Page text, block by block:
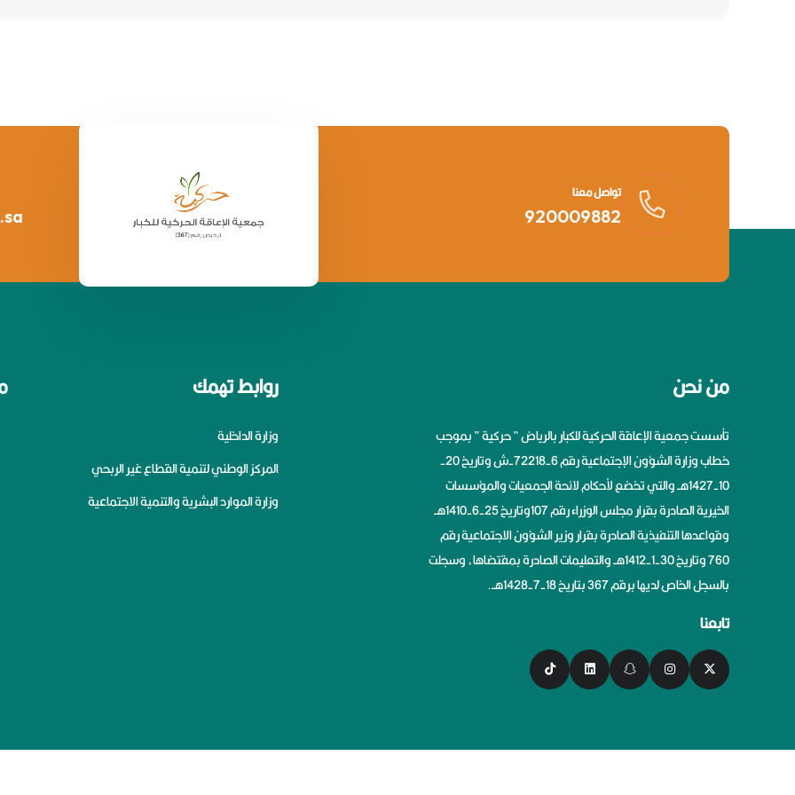
تواصل معنا
920009882
من نحن
تأسست جمعية الإعاقة الحركية للكبار بالرياض ” حركية ” بموجب
خطاب وزارة الشؤون الإجتماعية رقم 6-72218-ش وتاريخ 20-
10-1427هــ والتي تخضع لأحكام لائحة الجمعيات والمؤسسات
الخيرية الصادرة بقرار مجلس الوزراء رقم 107وتاريخ 25-6-1410هــ
وقواعدها التنفيذية الصادرة بقرار وزير الشؤون الاجتماعية رقم
760 وتاريخ 30-1-1412هــ والتعليمات الصادرة بمقتضاها، وسجلت
بالسجل الخاص لديها برقم 367 بتاريخ 18-7-1428هــ.
تابعنا
روابط تهمك
وزارة الداخلية
المركز الوطني لتنمية القطاع غير الربحي
وزارة الموارد البشرية والتنمية الاجتماعية